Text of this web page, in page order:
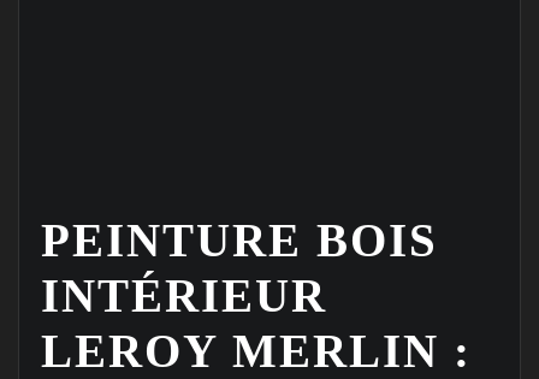
PEINTURE BOIS
INTÉRIEUR
LEROY MERLIN :